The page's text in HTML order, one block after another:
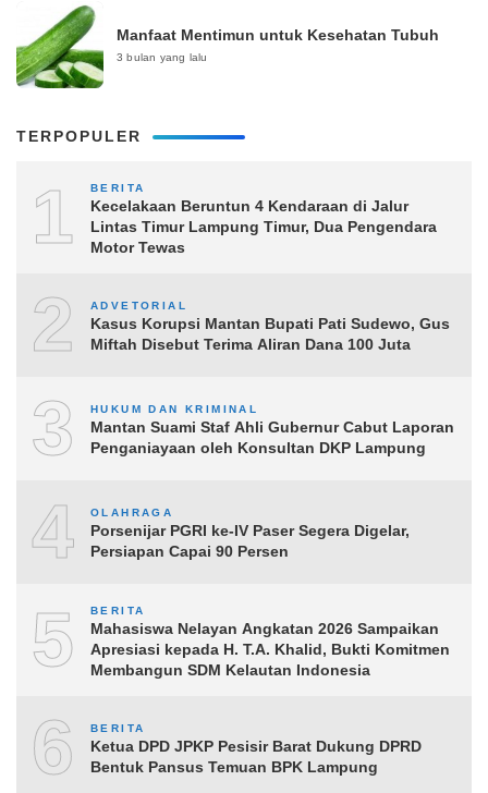
Manfaat Mentimun untuk Kesehatan Tubuh
3 bulan yang lalu
TERPOPULER
1 BERITA
Kecelakaan Beruntun 4 Kendaraan di Jalur
Lintas Timur Lampung Timur, Dua Pengendara
Motor Tewas
2 ADVETORIAL
Kasus Korupsi Mantan Bupati Pati Sudewo, Gus
Miftah Disebut Terima Aliran Dana 100 Juta
3 HUKUM DAN KRIMINAL
Mantan Suami Staf Ahli Gubernur Cabut Laporan
Penganiayaan oleh Konsultan DKP Lampung
4 OLAHRAGA
Porsenijar PGRI ke-IV Paser Segera Digelar,
Persiapan Capai 90 Persen
5 BERITA
Mahasiswa Nelayan Angkatan 2026 Sampaikan
Apresiasi kepada H. T.A. Khalid, Bukti Komitmen
Membangun SDM Kelautan Indonesia
6 BERITA
Ketua DPD JPKP Pesisir Barat Dukung DPRD
Bentuk Pansus Temuan BPK Lampung